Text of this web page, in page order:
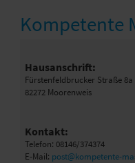
Kompetente
Hausanschrift:
Fürstenfeldbrucker Straße 8a
82272 Moorenweis
Kontakt:
Telefon: 08146/374374
E-Mail: post@kompetente-